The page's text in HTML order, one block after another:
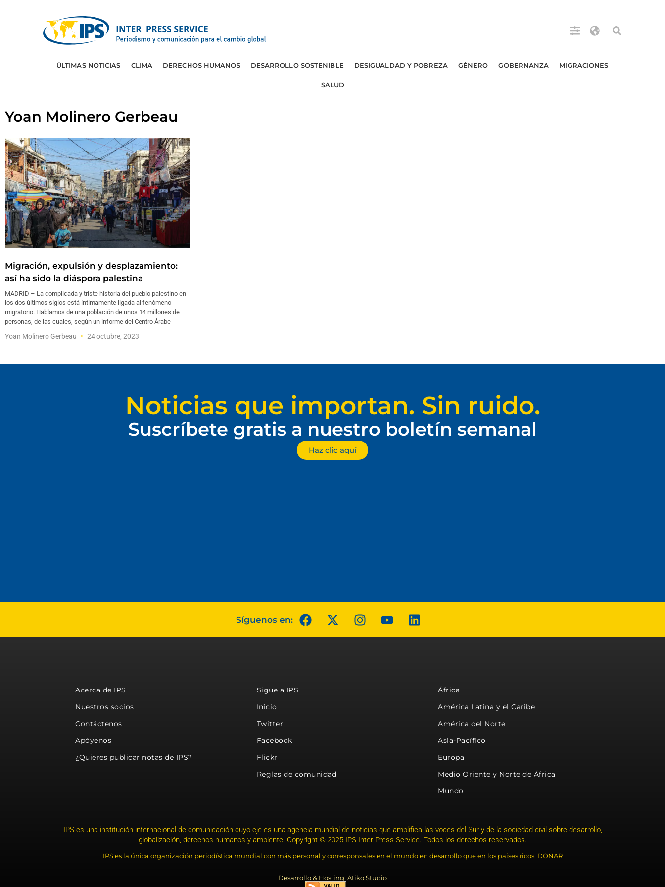
ÚLTIMAS NOTICIAS CLIMA DERECHOS HUMANOS DESARROLLO SOSTENIBLE DESIGUALDAD Y POBREZA GÉNERO GOBERNANZA MIGRACIONES
SALUD
Yoan Molinero Gerbeau
Migración, expulsión y desplazamiento:
así ha sido la diáspora palestina
MADRID – La complicada y triste historia del pueblo palestino en
los dos últimos siglos está íntimamente ligada al fenómeno
migratorio. Hablamos de una población de unos 14 millones de
personas, de las cuales, según un informe del Centro Árabe
Yoan Molinero Gerbeau 24 octubre, 2023
Noticias que importan. Sin ruido.
Suscríbete gratis a nuestro boletín semanal
Haz clic aquí
Síguenos en:
Acerca de IPS
Nuestros socios
Contáctenos
Apóyenos
¿Quieres publicar notas de IPS?
Sigue a IPS
Inicio
Twitter
Facebook
Flickr
Reglas de comunidad
África
América Latina y el Caribe
América del Norte
Asia-Pacífico
Europa
Medio Oriente y Norte de África
Mundo
IPS es una institución internacional de comunicación cuyo eje es una agencia mundial de noticias que amplifica las voces del Sur y de la sociedad civil sobre desarrollo,
globalización, derechos humanos y ambiente. Copyright © 2025 IPS-Inter Press Service. Todos los derechos reservados.
IPS es la única organización periodística mundial con más personal y corresponsales en el mundo en desarrollo que en los países ricos. DONAR
Desarrollo & Hosting: Atiko.Studio